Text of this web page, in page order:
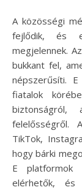
A közösségi média világában a technológia folyamatosan
fejlődik, és
megjelennek.
bukkant fel,
népszerűsíti.
fiatalok
felelősségről.
TikTok,
hogy bárki
E platformok
elérhetők, és